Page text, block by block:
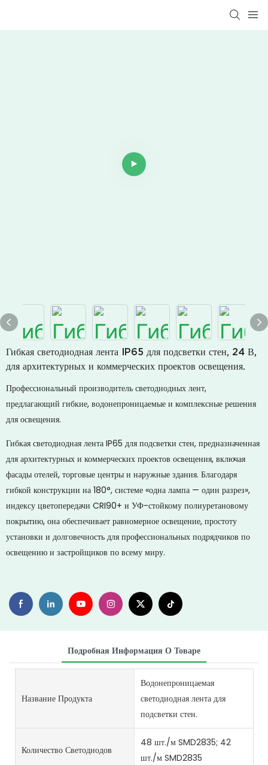
Гибкая светодиодная лента IP65 для подсветки стен, 24 В,
для архитектурных и коммерческих проектов освещения.
Профессиональный производитель светодиодных лент,
предлагающий гибкие, водонепроницаемые и комплексные решения
для освещения.
Гибкая светодиодная лента IP65 для подсветки стен, предназначенная
для архитектурных и коммерческих проектов освещения, включая
фасады отелей, торговые центры и наружные здания. Благодаря
гибкой конструкции на 180°, системе «одна лампа — один разрез»,
индексу цветопередачи CRI90+ и УФ-стойкому полиуретановому
покрытию, она обеспечивает равномерное освещение, простоту
установки и долговечность для профессиональных подрядчиков по
освещению и застройщиков по всему миру.
Подробная Информация О Товаре
Название Продукта
Водонепроницаемая
светодиодная лента для
подсветки стен.
Количество Светодиодов
48 шт./м SMD2835; 42
шт./м SMD2835